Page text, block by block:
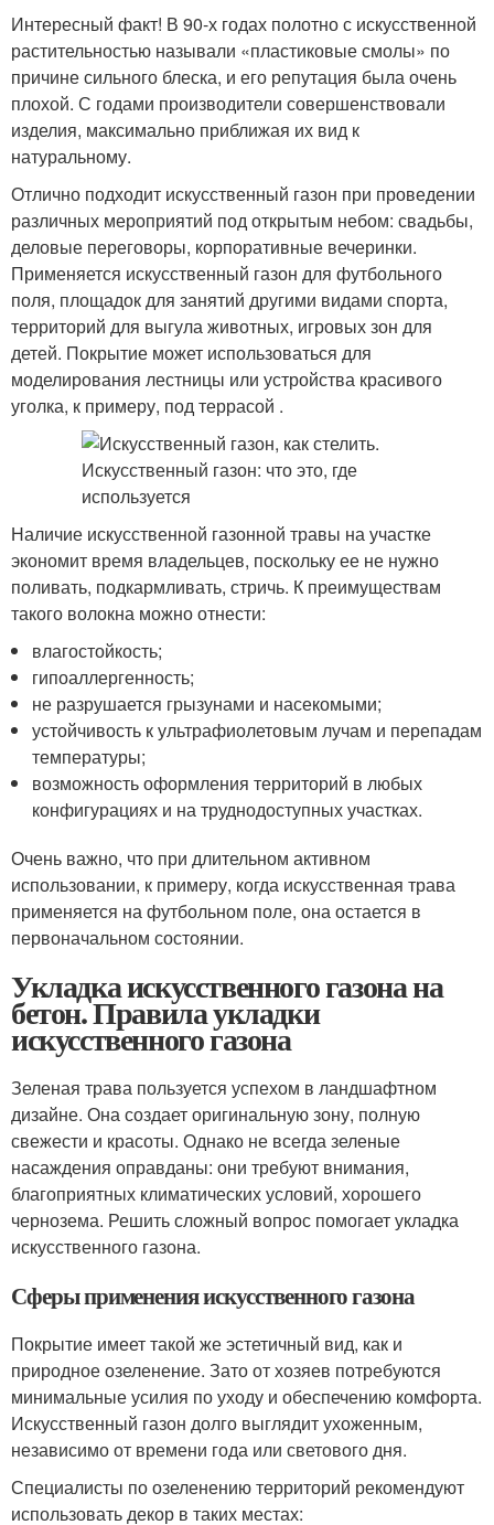
Интересный факт! В 90-х годах полотно с искусственной
растительностью называли «пластиковые смолы» по
причине сильного блеска, и его репутация была очень
плохой. С годами производители совершенствовали
изделия, максимально приближая их вид к
натуральному.
Отлично подходит искусственный газон при проведении
различных мероприятий под открытым небом: свадьбы,
деловые переговоры, корпоративные вечеринки.
Применяется искусственный газон для футбольного
поля, площадок для занятий другими видами спорта,
территорий для выгула животных, игровых зон для
детей. Покрытие может использоваться для
моделирования лестницы или устройства красивого
уголка, к примеру, под террасой .
Наличие искусственной газонной травы на участке
экономит время владельцев, поскольку ее не нужно
поливать, подкармливать, стричь. К преимуществам
такого волокна можно отнести:
влагостойкость;
гипоаллергенность;
не разрушается грызунами и насекомыми;
устойчивость к ультрафиолетовым лучам и перепадам
температуры;
возможность оформления территорий в любых
конфигурациях и на труднодоступных участках.
Очень важно, что при длительном активном
использовании, к примеру, когда искусственная трава
применяется на футбольном поле, она остается в
первоначальном состоянии.
Укладка искусственного газона на
бетон. Правила укладки
искусственного газона
Зеленая трава пользуется успехом в ландшафтном
дизайне. Она создает оригинальную зону, полную
свежести и красоты. Однако не всегда зеленые
насаждения оправданы: они требуют внимания,
благоприятных климатических условий, хорошего
чернозема. Решить сложный вопрос помогает укладка
искусственного газона.
Сферы применения искусственного газона
Покрытие имеет такой же эстетичный вид, как и
природное озеленение. Зато от хозяев потребуются
минимальные усилия по уходу и обеспечению комфорта.
Искусственный газон долго выглядит ухоженным,
независимо от времени года или светового дня.
Специалисты по озеленению территорий рекомендуют
использовать декор в таких местах: